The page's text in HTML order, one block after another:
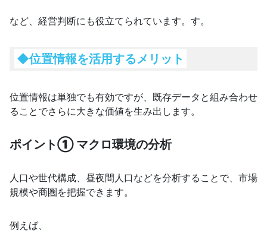
など、経営判断にも役立てられています。す。
◆位置情報を活用するメリット
位置情報は単独でも有効ですが、既存データと組み合わせ
ることでさらに大きな価値を生み出します。
ポイント① マクロ環境の分析
人口や世代構成、昼夜間人口などを分析することで、市場
規模や商圏を把握できます。
例えば、